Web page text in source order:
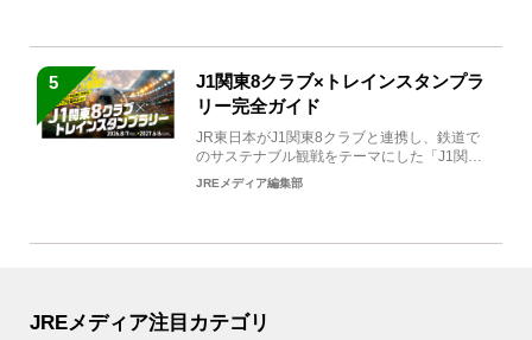
5
J1関東8クラブ×トレインスタンプラ
リー完全ガイド
JR東日本がJ1関東8クラブと連携し、鉄道で
のサステナブル観戦をテーマにした「J1関東8
クラブ×トレイン...
JREメディア編集部
JREメディア注目カテゴリ